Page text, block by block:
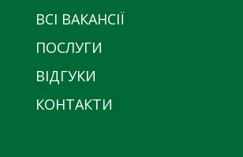
ВСІ ВАКАНСІЇ
ПОСЛУГИ
ВІДГУКИ
КОНТАКТИ